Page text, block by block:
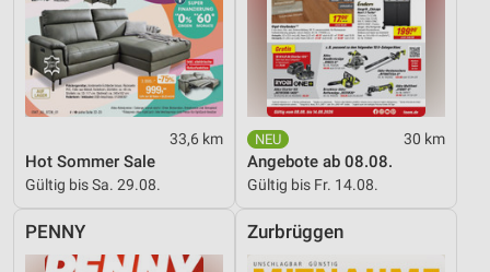
33,6 km
Hot Sommer Sale
Gültig bis Sa. 29.08.
30 km
Angebote ab 08.08.
Gültig bis Fr. 14.08.
PENNY Zurbrüggen